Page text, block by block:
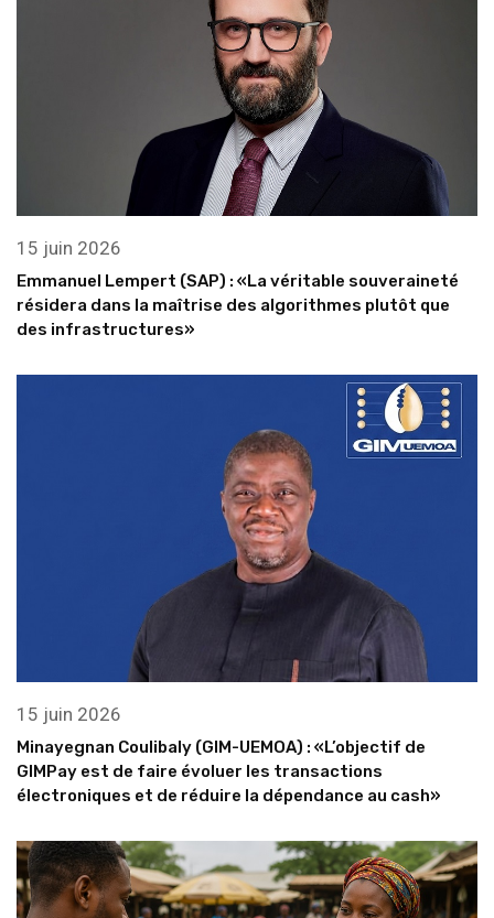
15 juin 2026
Emmanuel Lempert (SAP) : «La véritable souveraineté
résidera dans la maîtrise des algorithmes plutôt que
des infrastructures»
15 juin 2026
Minayegnan Coulibaly (GIM-UEMOA) : «L’objectif de
GIMPay est de faire évoluer les transactions
électroniques et de réduire la dépendance au cash»